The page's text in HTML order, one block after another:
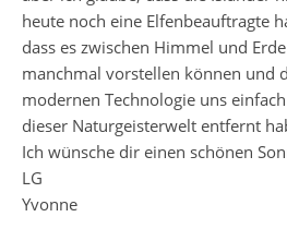
heute noch eine Elfenbeauftragte
dass es zwischen Himmel und
manchmal vorstellen können und
modernen Technologie uns
dieser Naturgeisterwelt entfernt
Ich wünsche dir einen schönen
LG
Yvonne